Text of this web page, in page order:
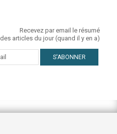
Recevez par email le résumé
des articles du jour (quand il y en a)